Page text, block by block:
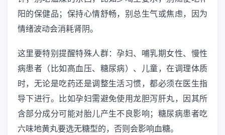
阳的保健品；保持心情舒畅，别总生气或焦虑，因为
情绪波动会消耗肾阴。
这里要特别提醒特殊人群：孕妇、哺乳期女性、慢性
病患者（比如高血压、糖尿病）、儿童，在调理体质
时，无论是吃药还是调整生活习惯，都必须在医生指
导下进行。比如孕妇需避免使用龙胆泻肝丸，因其所
含部分成分可能对胎儿产生不良影响；糖尿病患者吃
六味地黄丸要选无糖型的，否则会影响血糖。